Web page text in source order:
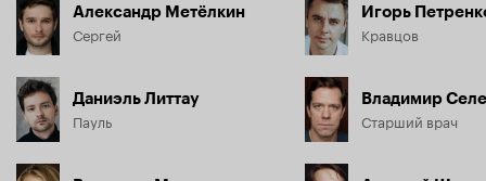
Александр Метёлкин
Сергей
Даниэль Литтау
Пауль
Игорь
Кравцов
Владимир
Старший врач